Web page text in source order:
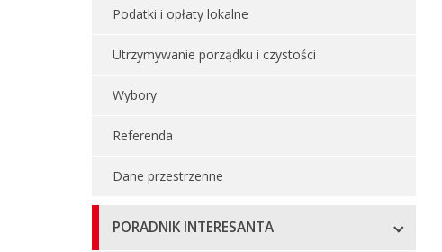
Podatki i opłaty lokalne
Utrzymywanie porządku i czystości
Wybory
Referenda
Dane przestrzenne
PORADNIK INTERESANTA